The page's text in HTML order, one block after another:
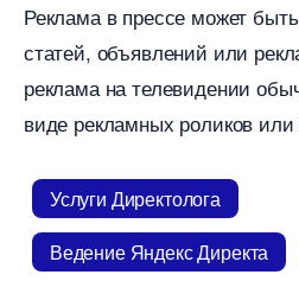
Реклама в прессе может
статей, объявлений или
реклама на телевидении
иде рекламных роликов или
Услуги Директолога
едение Яндекс Директа